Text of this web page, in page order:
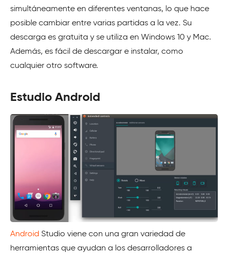
simultáneamente en diferentes ventanas, lo que hace
posible cambiar entre varias partidas a la vez. Su
descarga es gratuita y se utiliza en Windows 10 y Mac.
Además, es fácil de descargar e instalar, como
cualquier otro software.
Estudio Android
Android Studio viene con una gran variedad de
herramientas que ayudan a los desarrolladores a